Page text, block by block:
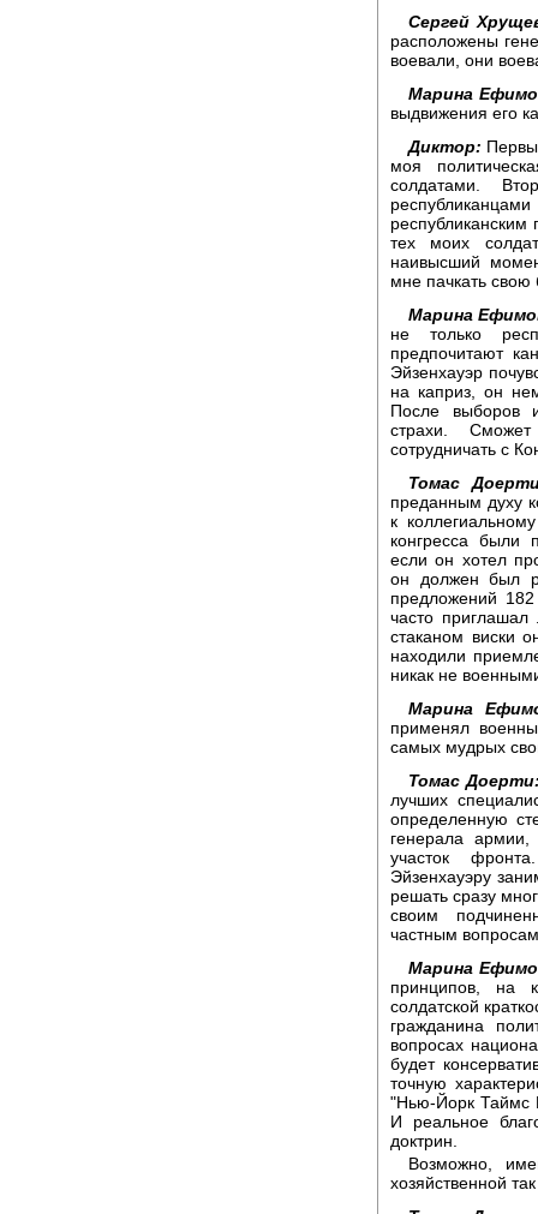
Сергей
расположены
воевали, они
Марина
выдвижения его
Диктор:
моя
солдатами.
республиканским
тех моих
наивысший
мне пачкать
Марина
не только
предпочитают
Эйзенхауэр
на каприз, он
После выборов
страхи.
сотрудничать с
Томас
преданным духу
к
конгресса были
если он хотел
он должен был
предложений
часто
стаканом виски
находили
никак не
Марина
применял
самых мудрых
Томас
лучших
определенную
генерала армии,
участок
Эйзенхауэру
решать сразу
своим
частным
Марина
принципов, на
солдатской
гражданина
вопросах
будет
точную
"Нью-Йорк Таймс
И реальное
доктрин.
Возможно,
хозяйственной